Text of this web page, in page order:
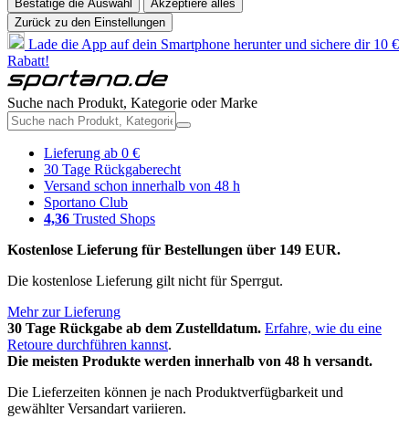
Bestätige die Auswahl
Akzeptiere alles
Zurück zu den Einstellungen
Lade die App auf dein Smartphone herunter und sichere dir 10 €
Rabatt!
Suche nach Produkt, Kategorie oder Marke
Lieferung ab 0 €
30 Tage Rückgaberecht
Versand schon innerhalb von 48 h
Sportano Club
4,36 Trusted Shops
Kostenlose Lieferung für Bestellungen über 149 EUR.
Die kostenlose Lieferung gilt nicht für Sperrgut.
Mehr zur Lieferung
30 Tage Rückgabe ab dem Zustelldatum. Erfahre, wie du eine
Retoure durchführen kannst.
Die meisten Produkte werden innerhalb von 48 h versandt.
Die Lieferzeiten können je nach Produktverfügbarkeit und
gewählter Versandart variieren.